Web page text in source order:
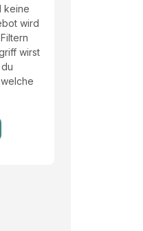
keine
wird
wirst